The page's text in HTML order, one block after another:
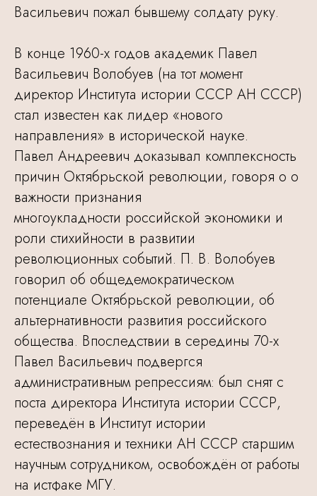
Васильевич пожал бывшему солдату руку.
В конце 1960-х годов академик Павел
Васильевич Волобуев (на тот момент
директор Института истории СССР АН СССР)
стал известен как лидер «нового
направления» в исторической науке.
Павел Андреевич доказывал комплексность
причин Октябрьской революции, говоря о о
важности признания
многоукладности российской экономики и
роли стихийности в развитии
революционных событий. П. В. Волобуев
говорил об общедемократическом
потенциале Октябрьской революции, об
альтернативности развития российского
общества. Впоследствии в середины 70-х
Павел Васильевич подвергся
административным репрессиям: был снят с
поста директора Института истории СССР,
переведён в Институт истории
естествознания и техники АН СССР старшим
научным сотрудником, освобождён от работы
на истфаке МГУ.